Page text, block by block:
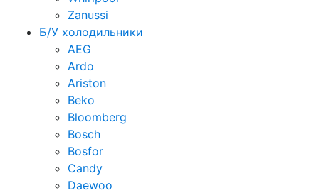
Zanussi
Б/У холодильники
AEG
Ardo
Ariston
Beko
Bloomberg
Bosch
Bosfor
Candy
Daewoo